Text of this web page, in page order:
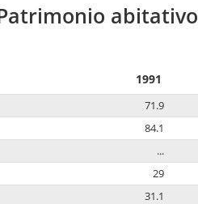
abitativo
1991
71.9
84.1
...
29
31.1